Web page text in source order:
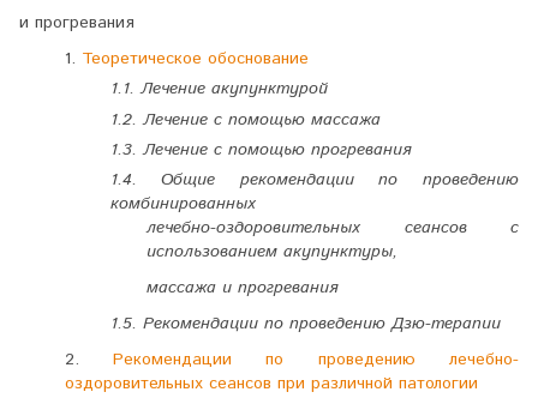
и прогревания
1. Теоретическое обоснование
1.1. Лечение акупунктурой
1.2. Лечение с помощью массажа
1.3. Лечение с помощью прогревания
1.4. Общие рекомендации по проведению
комбинированных
лечебно-оздоровительных сеансов с
использованием акупунктуры,
массажа и прогревания
1.5. Рекомендации по проведению Дзю-терапии
2.Рекомендации по проведению лечебно-
оздоровительных сеансов при различной патологии